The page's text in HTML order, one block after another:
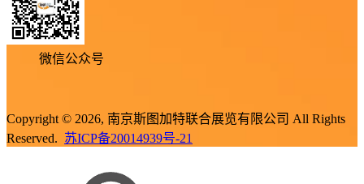
微信公众号
Copyright © 2026, 南京斯图加特联合展览有限公司 All Rights
Reserved. 苏ICP备20014939号-21